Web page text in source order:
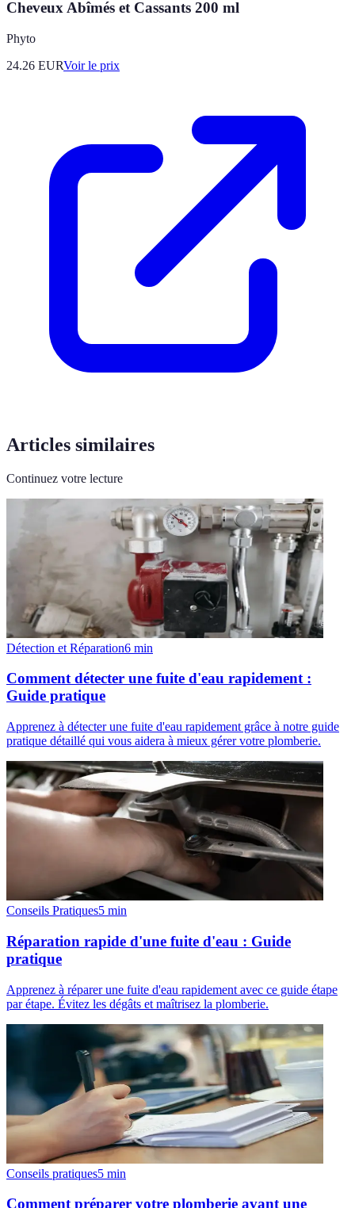
Cheveux Abîmés et Cassants 200 ml
Phyto
24.26 EURVoir le prix
Articles similaires
Continuez votre lecture
Détection et Réparation6 min
Comment détecter une fuite d'eau rapidement :
Guide pratique
Apprenez à détecter une fuite d'eau rapidement grâce à notre guide
pratique détaillé qui vous aidera à mieux gérer votre plomberie.
Conseils Pratiques5 min
Réparation rapide d'une fuite d'eau : Guide
pratique
Apprenez à réparer une fuite d'eau rapidement avec ce guide étape
par étape. Évitez les dégâts et maîtrisez la plomberie.
Conseils pratiques5 min
Comment préparer votre plomberie avant une